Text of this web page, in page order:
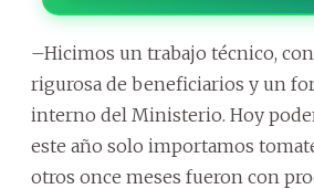
–Hicimos un trabajo técnico,
rigurosa de beneficiarios y un
interno del Ministerio. Hoy
este año solo importamos
otros once meses fueron con